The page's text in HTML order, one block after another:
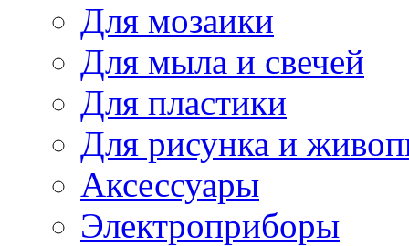
Для мозаики
Для мыла и свечей
Для пластики
Для рисунка и
Аксессуары
Электроприборы